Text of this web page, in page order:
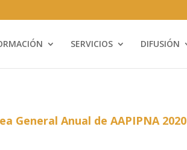
SERVICIOS DIFUSIÓN
General Anual de AAPIPNA 2020